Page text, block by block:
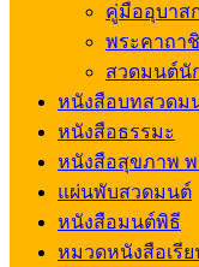
คู่มืออุบาส
พระคาถา
สวดมนต์นั
หนังสือบทสวดม
หนังสือธรรมะ
หนังสือสุขภาพ
แผ่นพับสวดมนต์
หนังสือมนต์พิธี
หมวดหนังสือเรี